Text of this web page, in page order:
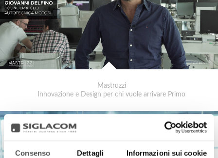
Consenso Dettagli Informazioni sui cookie
Mastruzzi
Innovazione e Design per chi vuole arrivare Primo